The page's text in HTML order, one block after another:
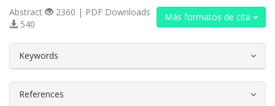
Más formatos de cita
Abstract
2360 | PDF Downloads
540
Keywords
References